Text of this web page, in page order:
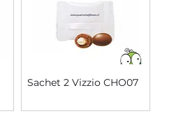
Sachet 2 Vizzio CHO07